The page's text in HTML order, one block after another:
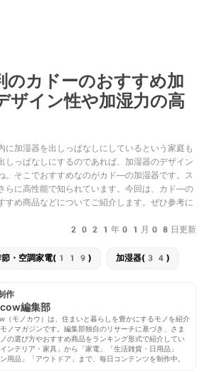
のカドーのおすすめ加
イン性や加湿力の高
に加湿器を出しっぱなしにしているという家庭も
しっぱなしにするのであれば、加湿器のデザイン
。そこでおすすめなのがカド―の加湿器です。ス
らに高性能で知られています。今回は、カド―の
すめ商品などについてご紹介します。ぜひ参考に
2021年01月08日更新
節・空調家電(119) 加湿器(34)
作
編集部
（モノカウ）は、住まいと暮らしを豊かにするモノを紹介
ノマガジンです。編集部独自のリサーチに基づき、さま
の選び方やおすすめ商品をランキング形式で紹介してい
ンテリア・家具」から「家電」「生活雑貨・日用品」
ン用品」「アウトドア」まで、毎日コンテンツを制作中。